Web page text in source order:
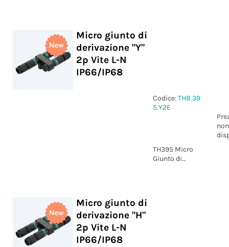
Micro giunto di
derivazione "Y"
2p Vite L-N
IP66/IP68
Codice:THB.39
5.Y2E
non
TH395 Micro
Giunto di
Micro giunto di
derivazione "H"
2p Vite L-N
IP66/IP68